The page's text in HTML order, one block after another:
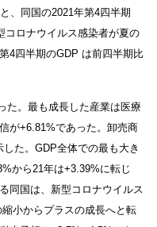
、同国の2021年第4四半期
コロナウイルス感染者が夏の
4四半期のGDP は前四半期比
た。最も成長した産業は医療
が+6.81%であった。卸売商
た。GDP全体での最も大き
から21年は+3.39%に転じ
同国は、新型コロナウイルス
小からプラスの成長へと転